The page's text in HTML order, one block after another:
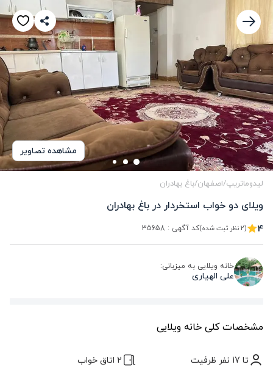
مشاهده تصاویر
لیدوماتریپ/اصفهان/باغ بهادران
ویلای دو خواب استخردار در باغ بهادران
4 (2 نظر ثبت شده) کد آگهی : 35658
خانه ویلایی به میزبانی:
علی الهیاری
مشخصات کلی خانه ویلایی
تا 17 نفر ظرفیت 2 اتاق خواب